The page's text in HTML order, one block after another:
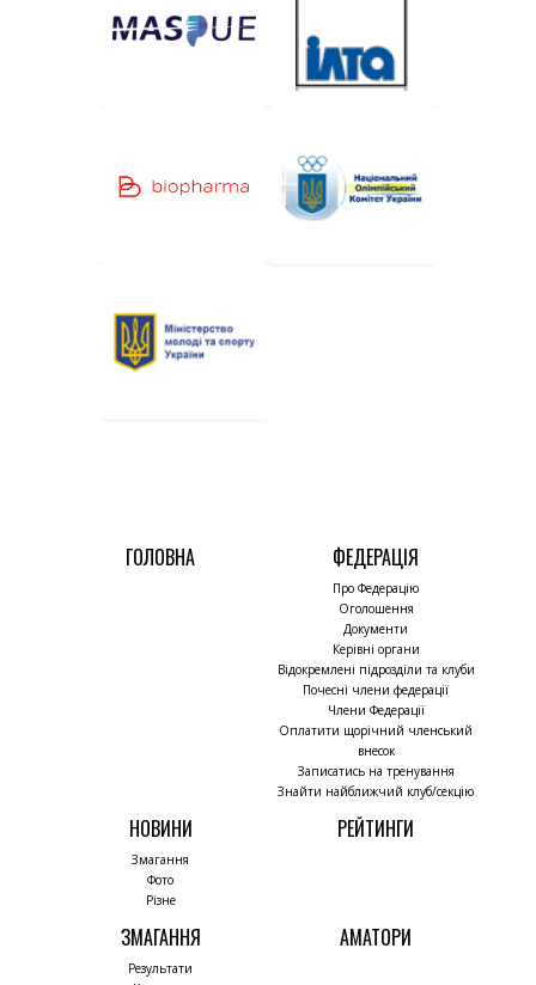
ГОЛОВНА ФЕДЕРАЦІЯ
Про Федерацію
Оголошення
Документи
Керівні органи
Відокремлені підрозділи та клуби
Почесні члени федерації
Члени Федерації
Оплатити щорічний членський
внесок
Записатись на тренування
Знайти найближчий клуб/секцію
НОВИНИ
Змагання
Фото
Різне
РЕЙТИНГИ
ЗМАГАННЯ
Результати
АМАТОРИ